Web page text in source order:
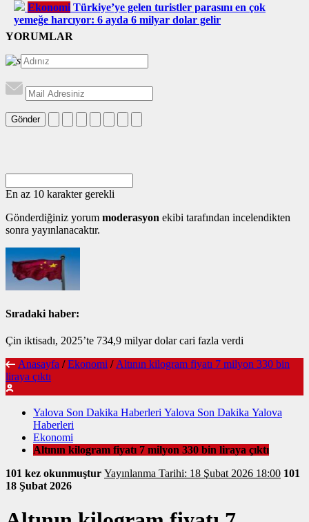
Ekonomi Türkiye’ye gelen turistler parasını en çok
yemeğe harcıyor: 6 ayda 6 milyar dolar gelir
YORUMLAR
Gönder
En az 10 karakter gerekli
Gönderdiğiniz yorum moderasyon ekibi tarafından incelendikten
sonra yayınlanacaktır.
Sıradaki haber:
Çin iktisadı, 2025’te 734,9 milyar dolar cari fazla verdi
Anasayfa / Ekonomi / Altının kilogram fiyatı 7 milyon 330 bin
liraya çıktı
Yalova Son Dakika Haberleri Yalova Son Dakika Yalova
Haberleri
Ekonomi
Altının kilogram fiyatı 7 milyon 330 bin liraya çıktı
101 kez okunmuştur
Yayınlanma Tarihi: 18 Şubat 2026 18:00 101
18 Şubat 2026